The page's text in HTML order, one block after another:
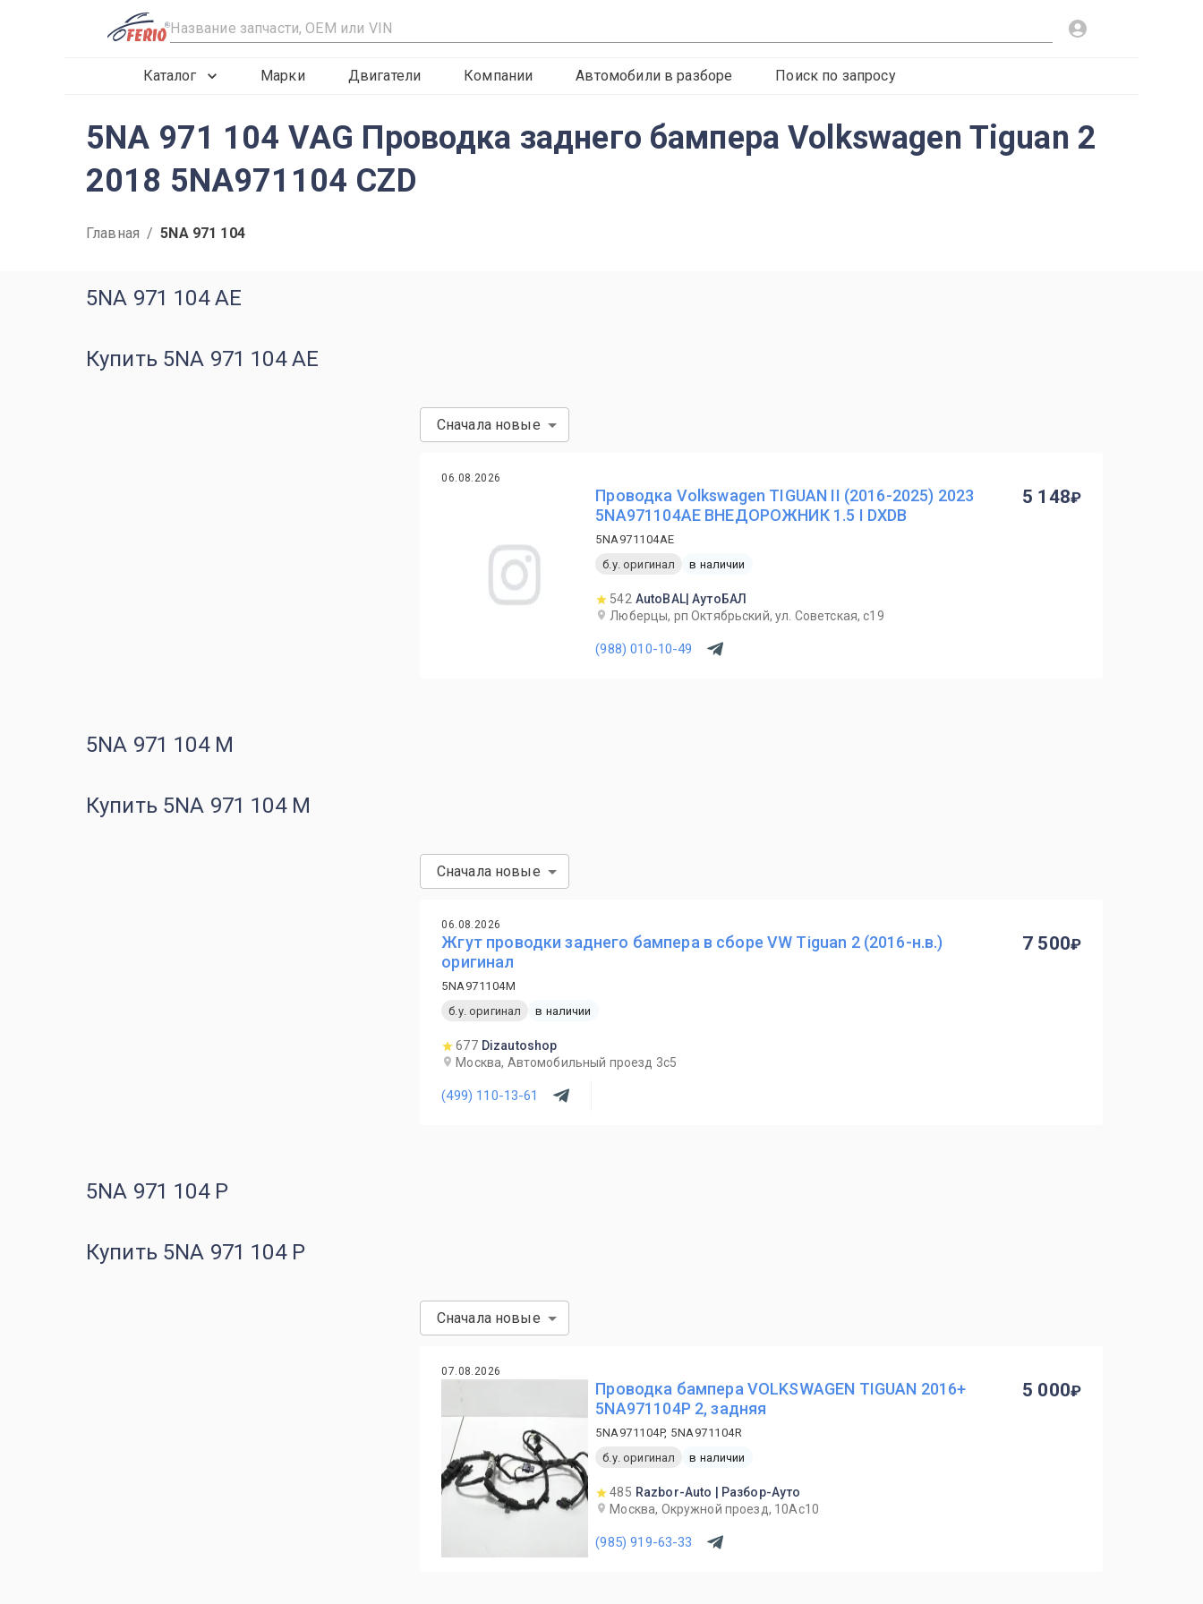
R
Каталог Марки Двигатели Компании Автомобили в разборе Поиск по запросу
5NA 971 104 VAG Проводка заднего бампера Volkswagen Tiguan 2
2018 5NA971104 CZD
Главная / 5NA 971 104
5NA 971 104 AE
Купить 5NA 971 104 AE
Сначала новые
06.08.2026
Проводка Volkswagen TIGUAN II (2016-2025) 2023
5NA971104AE ВНЕДОРОЖНИК 1.5 I DXDB
5NA971104AE
б.у. оригинал
в наличии
542 AutoBAL| АутоБАЛ
Люберцы, рп Октябрьский, ул. Советская, с19
(988) 010-10-49
5 148
5NA 971 104 M
Купить 5NA 971 104 M
Сначала новые
06.08.2026
Жгут проводки заднего бампера в сборе VW Tiguan 2 (2016-н.в.)
оригинал
5NA971104M
б.у. оригинал
в наличии
677 Dizautoshop
Москва, Автомобильный проезд 3с5
(499) 110-13-61
7 500
5NA 971 104 P
Купить 5NA 971 104 P
Сначала новые
07.08.2026
Проводка бампера VOLKSWAGEN TIGUAN 2016+
5NA971104P 2, задняя
5NA971104P, 5NA971104R
б.у. оригинал
в наличии
485 Razbor-Auto | Разбор-Ауто
Москва, Окружной проезд, 10Ас10
(985) 919-63-33
5 000